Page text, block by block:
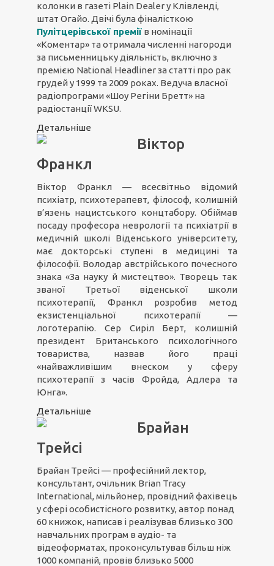
колонки в газеті Plain Dealer у Клівленді,
штат Огайо. Двічі була фіналісткою
Пулітцерівської премії в номінації
«Коментар» та отримала численні нагороди
за письменницьку діяльність, включно з
премією National Headliner за статті про рак
грудей у 1999 та 2009 роках. Ведуча власної
радіопрограми «Шоу Регіни Бретт» на
радіостанції WKSU.
Детальніше
Віктор
Франкл
Віктор Франкл — всесвітньо відомий
психіатр, психотерапевт, філософ, колишній
в’язень нацистського концтабору. Обіймав
посаду професора неврології та психіатрії в
медичній школі Віденського університету,
має докторські ступені в медицині та
філософії. Володар австрійського почесного
знака «За науку й мистецтво». Творець так
званої Третьої віденської школи
психотерапії, Франкл розробив метод
екзистенціальної психотерапії —
логотерапію. Сер Сиріл Берт, колишній
президент Британського психологічного
товариства, назвав його праці
«найважливішим внеском у сферу
психотерапії з часів Фройда, Адлера та
Юнга».
Детальніше
Брайан
Трейсі
Брайан Трейсі — професійний лектор,
консультант, очільник Brian Tracy
International, мільйонер, провідний фахівець
у сфері особистісного розвитку, автор понад
60 книжок, написав і реалізував близько 300
навчальних програм в аудіо- та
відеоформатах, проконсультував більш ніж
1000 компаній, провів близько 5000